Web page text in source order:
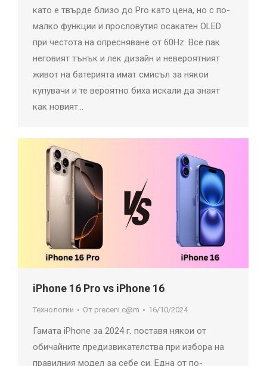
като е твърде близо до Pro като цена, но с по-
малко функции и прословутия осакатен OLED
при честота на опресняване от 60Hz. Все пак
неговият тънък и лек дизайн и невероятният
живот на батерията имат смисъл за някои
купувачи и те вероятно биха искали да знаят
как новият…
iPhone 16 Pro vs iPhone 16
Технологии От preceni.c@m 16/10/2024
Гамата iPhone за 2024 г. поставя някои от
обичайните предизвикателства при избора на
правилния модел за себе си. Една от по-